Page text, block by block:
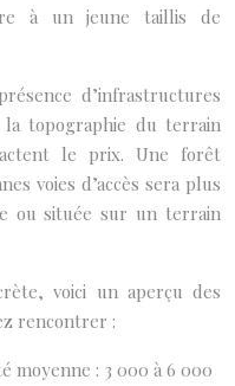
à un jeune taillis de
d’infrastructures
topographie du terrain
le prix. Une forêt
voies d’accès sera plus
ou située sur un terrain
voici un aperçu des
rencontrer :
moyenne : 3 000 à 6 000